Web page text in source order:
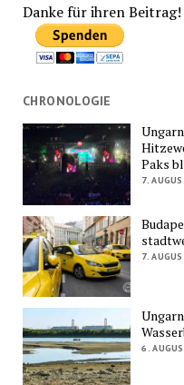
Danke für ihren Beitrag!
CHRONOLOGIE
Paks
7.
7.
6.